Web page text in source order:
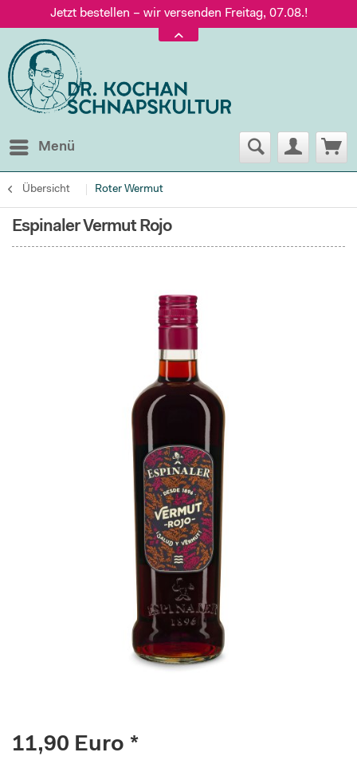
Jetzt bestellen – wir versenden Freitag, 07.08.!
Versand nur 5,60 €, gratis ab 95 € Warenwert
Jetzt bestellen – wir versenden Freitag, 07.08.!
Menü
Übersicht Roter Wermut
Espinaler Vermut Rojo
11,90 Euro *